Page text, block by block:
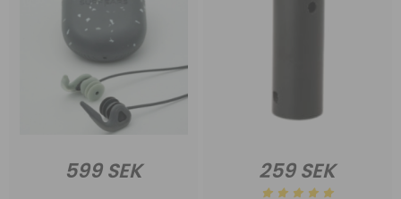
599 SEK 259 SEK